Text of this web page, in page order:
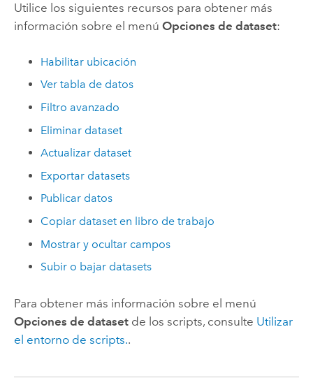
Utilice los siguientes recursos para obtener más
información sobre el menú Opciones de dataset:
Habilitar ubicación
Ver tabla de datos
Filtro avanzado
Eliminar dataset
Actualizar dataset
Exportar datasets
Publicar datos
Copiar dataset en libro de trabajo
Mostrar y ocultar campos
Subir o bajar datasets
Para obtener más información sobre el menú
Opciones de datasetde los scripts, consulte Utilizar
el entorno de scripts..